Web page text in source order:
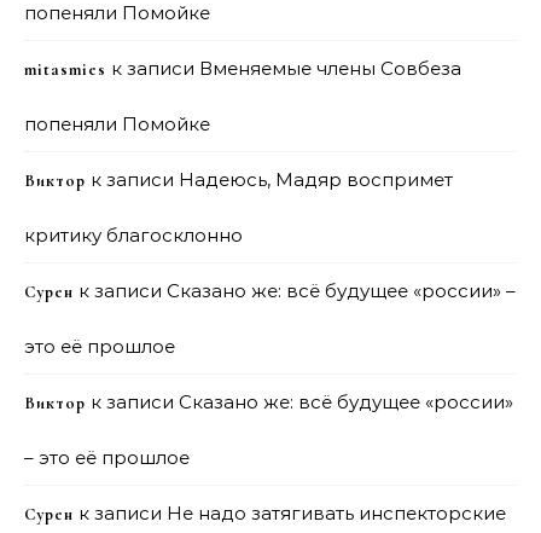
попеняли Помойке
mitasmies к записи Вменяемые члены Совбеза
попеняли Помойке
Виктор к записи Надеюсь, Мадяр воспримет
критику благосклонно
Сурен к записи Сказано же: всё будущее «россии» –
это её прошлое
Виктор к записи Сказано же: всё будущее «россии»
– это её прошлое
Сурен к записи Не надо затягивать инспекторские